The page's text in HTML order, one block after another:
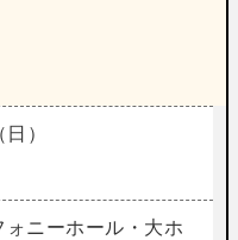
）
ォニーホール・大ホ